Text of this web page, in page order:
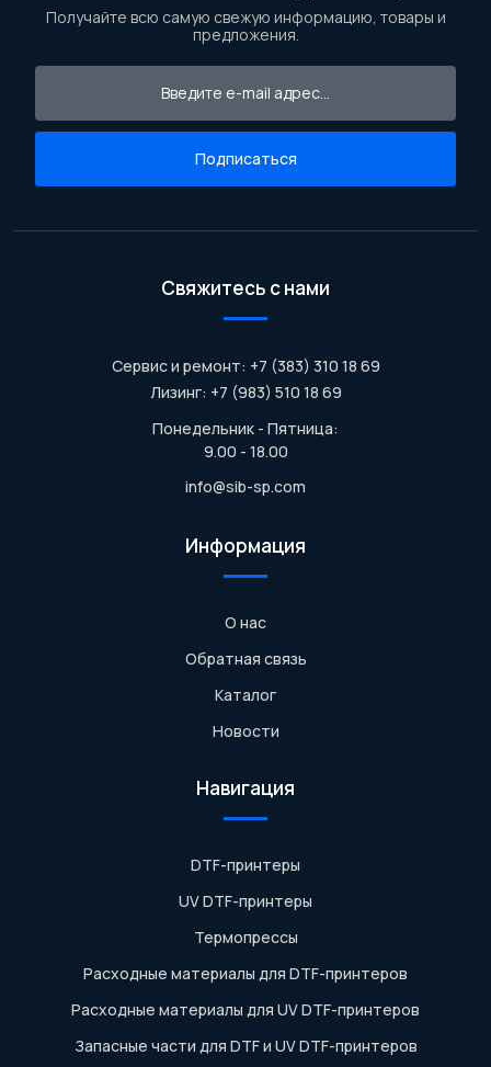
Получайте всю самую свежую информацию, товары и
предложения.
Подписаться
Свяжитесь с нами
Сервис и ремонт: +7 (383) 310 18 69
Лизинг: +7 (983) 510 18 69
Понедельник - Пятница:
9.00 - 18.00
info@sib-sp.com
Информация
О нас
Обратная связь
Каталог
Новости
Навигация
DTF-принтеры
UV DTF-принтеры
Термопрессы
Расходные материалы для DTF-принтеров
Расходные материалы для UV DTF-принтеров
Запасные части для DTF и UV DTF-принтеров